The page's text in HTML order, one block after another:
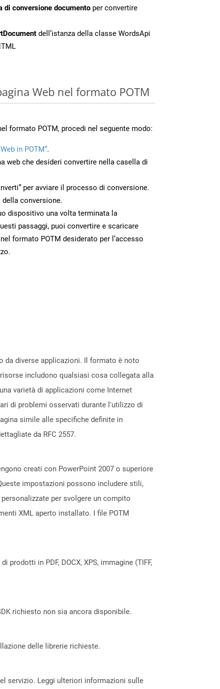
di conversione documento per convertire
dell’istanza della classe WordsApi
Web nel formato POTM
formato POTM, procedi nel seguente modo:
in POTM”.
web che desideri convertire nella casella di
per avviare il processo di conversione.
conversione.
dispositivo una volta terminata la
passaggi, puoi convertire e scaricare
formato POTM desiderato per l’accesso
da diverse applicazioni. Il formato è noto
includono qualsiasi cosa collegata alla
varietà di applicazioni come Internet
di problemi osservati durante l'utilizzo di
simile alle specifiche definite in
da RFC 2557.
creati con PowerPoint 2007 o superiore
impostazioni possono includere stili,
per svolgere un compito
XML aperto installato. I file POTM
in PDF, DOCX, XPS, immagine (TIFF,
richiesto non sia ancora disponibile.
delle librerie richieste.
servizio. Leggi ulteriori informazioni sulle